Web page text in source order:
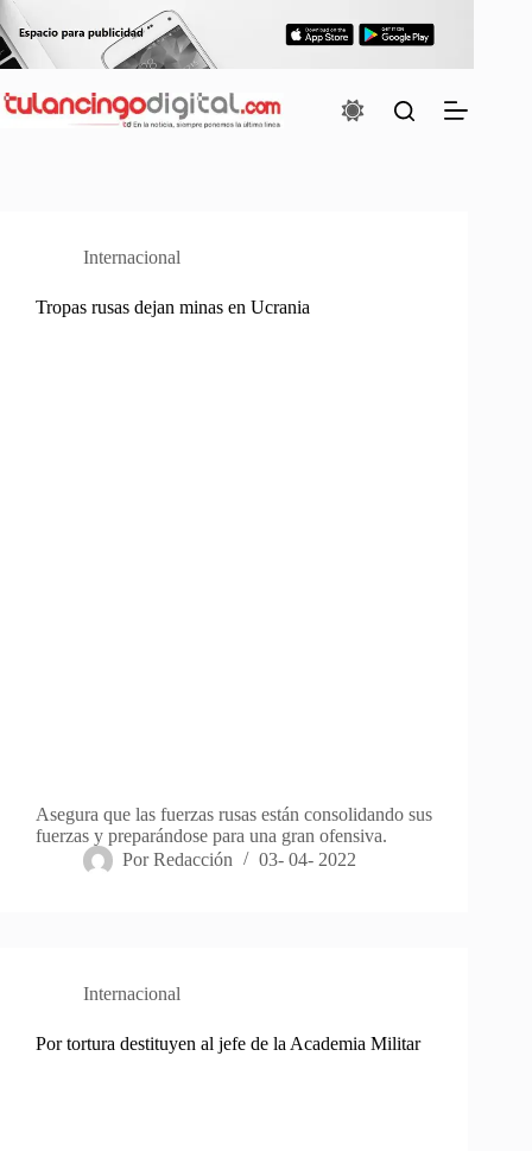
Saltar
al
contenido
Internacional
Tropas rusas dejan minas en Ucrania
Asegura que las fuerzas rusas están consolidando sus
fuerzas y preparándose para una gran ofensiva.
Por Redacción 03- 04- 2022
Internacional
Por tortura destituyen al jefe de la Academia Militar